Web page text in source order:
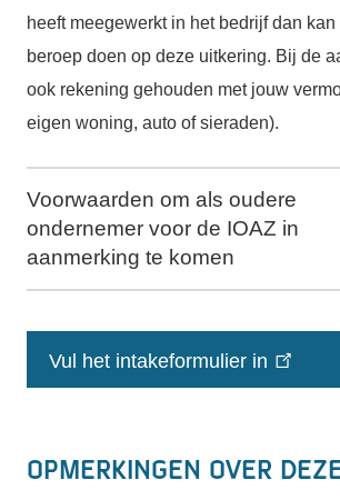
heeft meegewerkt in het bedrijf dan
beroep doen op deze uitkering. Bij de
ook rekening gehouden met jouw
eigen woning, auto of sieraden).
Voorwaarden om als oudere
ondernemer voor de IOAZ in
aanmerking te komen
Vul het intakeformulier in
Opmerkingen over